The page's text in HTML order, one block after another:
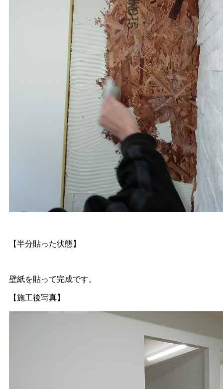
【半分貼った状態】
壁紙を貼って完成です。
【施工後写真】